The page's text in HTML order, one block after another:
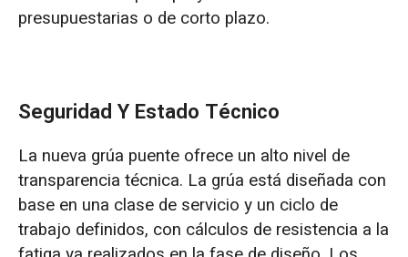
presupuestarias o de corto plazo.
Seguridad Y Estado Técnico
La nueva grúa puente ofrece un alto nivel de
transparencia técnica. La grúa está diseñada con
base en una clase de servicio y un ciclo de
trabajo definidos, con cálculos de resistencia a la